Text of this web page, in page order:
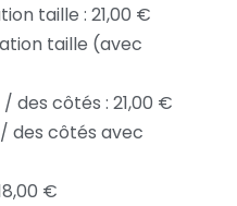
taille : 21,00 €
taille (avec
des côtés : 21,00 €
des côtés avec
€